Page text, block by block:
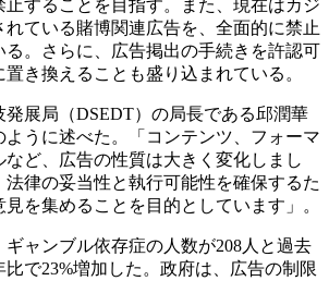
することを目指す。また、現在はカジ
れている賭博関連広告を、全面的に禁止
る。さらに、広告掲出の手続きを許認可
き換えることも盛り込まれている。
発展局（DSEDT）の局長である邱潤華
ように述べた。「コンテンツ、フォーマ
など、広告の性質は大きく変化しまし
法律の妥当性と執行可能性を確保するた
を集めることを目的としています」。
ギャンブル依存症の人数が208人と過去
で23%増加した。政府は、広告の制限